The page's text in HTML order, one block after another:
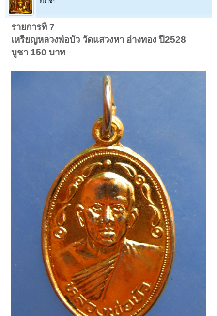
รายการที่ 7
เหรียญหลวงพ่อบัว วัดแสวงหา อ่างทอง ปี2528
บูชา 150 บาท